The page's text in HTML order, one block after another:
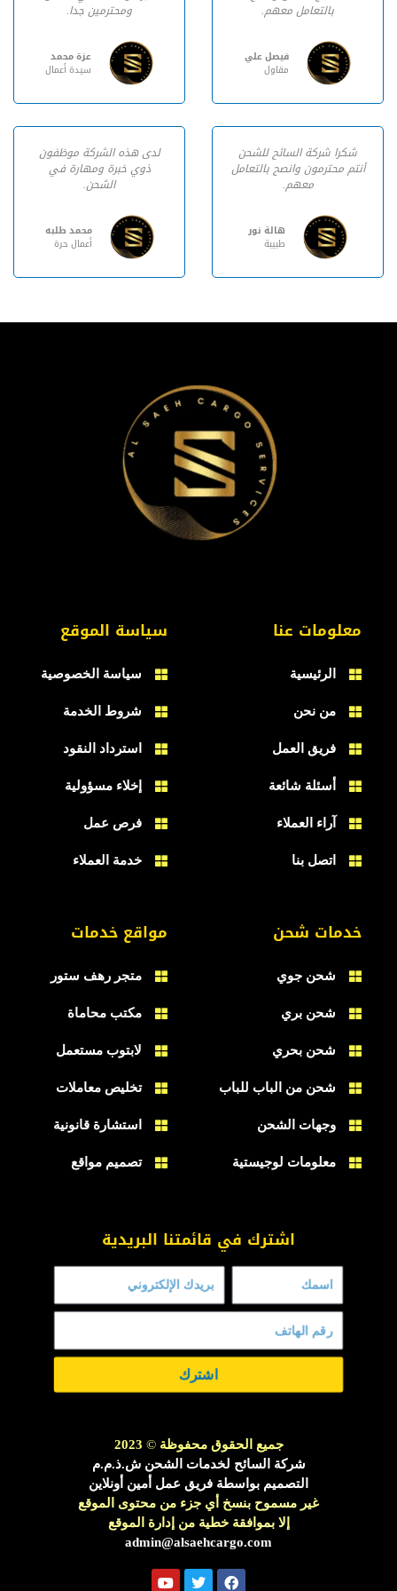
بالتعامل معهم.
فيصل علي
مقاول
ومحترمين جدا.
عزة محمد
سيدة أعمال
شكرا شركة السائح للشحن
أنتم محترمون وانصح بالتعامل
معهم.
هالة نور
طبيبة
لدى هذه الشركة موظفون
ذوي خبرة ومهارة في
الشحن.
محمد طلبه
أعمال حرة
معلومات عنا
الرئيسية
من نحن
فريق العمل
أسئلة شائعة
آراء العملاء
اتصل بنا
سياسة الموقع
سياسة الخصوصية
شروط الخدمة
استرداد النقود
إخلاء مسؤولية
فرص عمل
خدمة العملاء
خدمات شحن
شحن جوي
شحن بري
شحن بحري
شحن من الباب للباب
وجهات الشحن
معلومات لوجيستية
مواقع خدمات
متجر رهف ستور
مكتب محاماة
لابتوب مستعمل
تخليص معاملات
استشارة قانونية
تصميم مواقع
اشترك في قائمتنا البريدية
اشترك
جميع الحقوق محفوظة©
2023
شركة السائح لخدمات الشحن ش.ذ.م.م
التصميم بواسطة فريق عمل أمين أونلاين
غير مسموح بنسخ أي جزء من محتوى الموقع
إلا بموافقة خطية من إدارة الموقع
admin@alsaehcargo.com
F
T
Y